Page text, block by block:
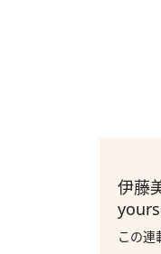
伊藤
この連